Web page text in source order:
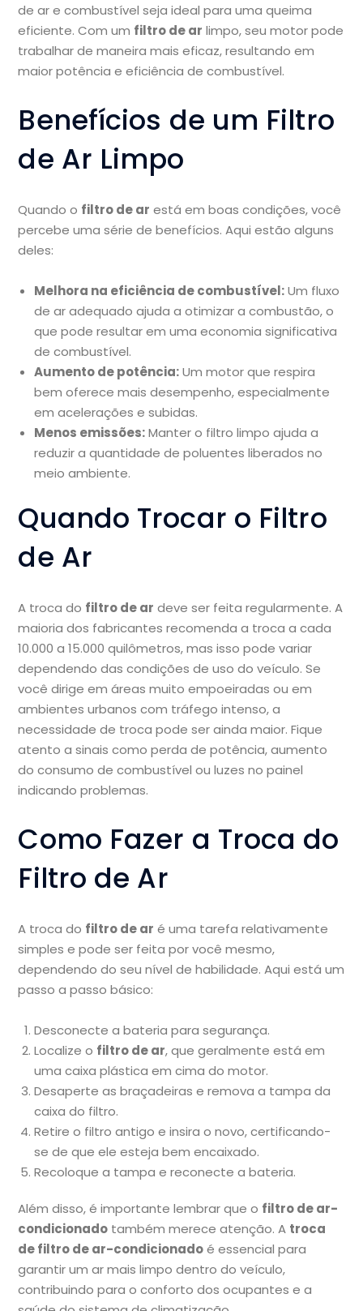
de ar e combustível seja ideal para uma queima
eficiente. Com um filtro de ar limpo, seu motor pode
trabalhar de maneira mais eficaz, resultando em
maior potência e eficiência de combustível.
Benefícios de um Filtro
de Ar Limpo
Quando o filtro de ar está em boas condições, você
percebe uma série de benefícios. Aqui estão alguns
deles:
Melhora na eficiência de combustível:Um fluxo
de ar adequado ajuda a otimizar a combustão, o
que pode resultar em uma economia significativa
de combustível.
Aumento de potência:Um motor que respira
bem oferece mais desempenho, especialmente
em acelerações e subidas.
Menos emissões:Manter o filtro limpo ajuda a
reduzir a quantidade de poluentes liberados no
meio ambiente.
Quando Trocar o Filtro
de Ar
A troca do filtro de ar deve ser feita regularmente. A
maioria dos fabricantes recomenda a troca a cada
10.000 a 15.000 quilômetros, mas isso pode variar
dependendo das condições de uso do veículo. Se
você dirige em áreas muito empoeiradas ou em
ambientes urbanos com tráfego intenso, a
necessidade de troca pode ser ainda maior. Fique
atento a sinais como perda de potência, aumento
do consumo de combustível ou luzes no painel
indicando problemas.
Como Fazer a Troca do
Filtro de Ar
A troca do filtro de ar é uma tarefa relativamente
simples e pode ser feita por você mesmo,
dependendo do seu nível de habilidade. Aqui está um
passo a passo básico:
Desconecte a bateria para segurança.
Localize o filtro de ar, que geralmente está em
uma caixa plástica em cima do motor.
Desaperte as braçadeiras e remova a tampa da
caixa do filtro.
Retire o filtro antigo e insira o novo, certificando-
se de que ele esteja bem encaixado.
Recoloque a tampa e reconecte a bateria.
Além disso, é importante lembrar que o filtro de ar-
condicionado também merece atenção. A troca
de filtro de ar-condicionadoé essencial para
garantir um ar mais limpo dentro do veículo,
contribuindo para o conforto dos ocupantes e a